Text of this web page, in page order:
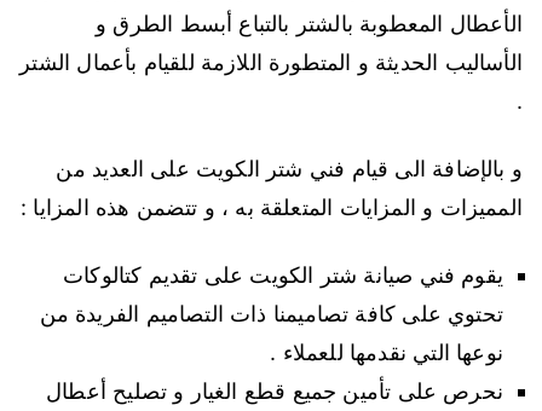
الأعطال المعطوبة بالشتر بالتباع أبسط الطرق و
الأساليب الحديثة و المتطورة اللازمة للقيام بأعمال الشتر
.
و بالإضافة الى قيام فني شتر الكويت على العديد من
المميزات و المزايات المتعلقة به ، و تتضمن هذه المزايا :
يقوم فني صيانة شتر الكويت على تقديم كتالوكات
تحتوي على كافة تصاميمنا ذات التصاميم الفريدة من
نوعها التي نقدمها للعملاء .
نحرص على تأمين جميع قطع الغيار و تصليح أعطال